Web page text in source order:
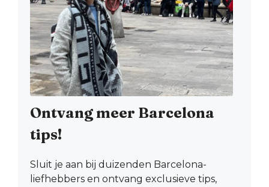
Ontvang meer Barcelona
tips!
Sluit je aan bij duizenden Barcelona-
liefhebbers en ontvang exclusieve tips,